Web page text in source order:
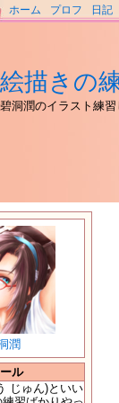
ホーム プロフ 日記
絵描きの
碧洞潤のイラスト練習
潤
ル
じゅん)といい